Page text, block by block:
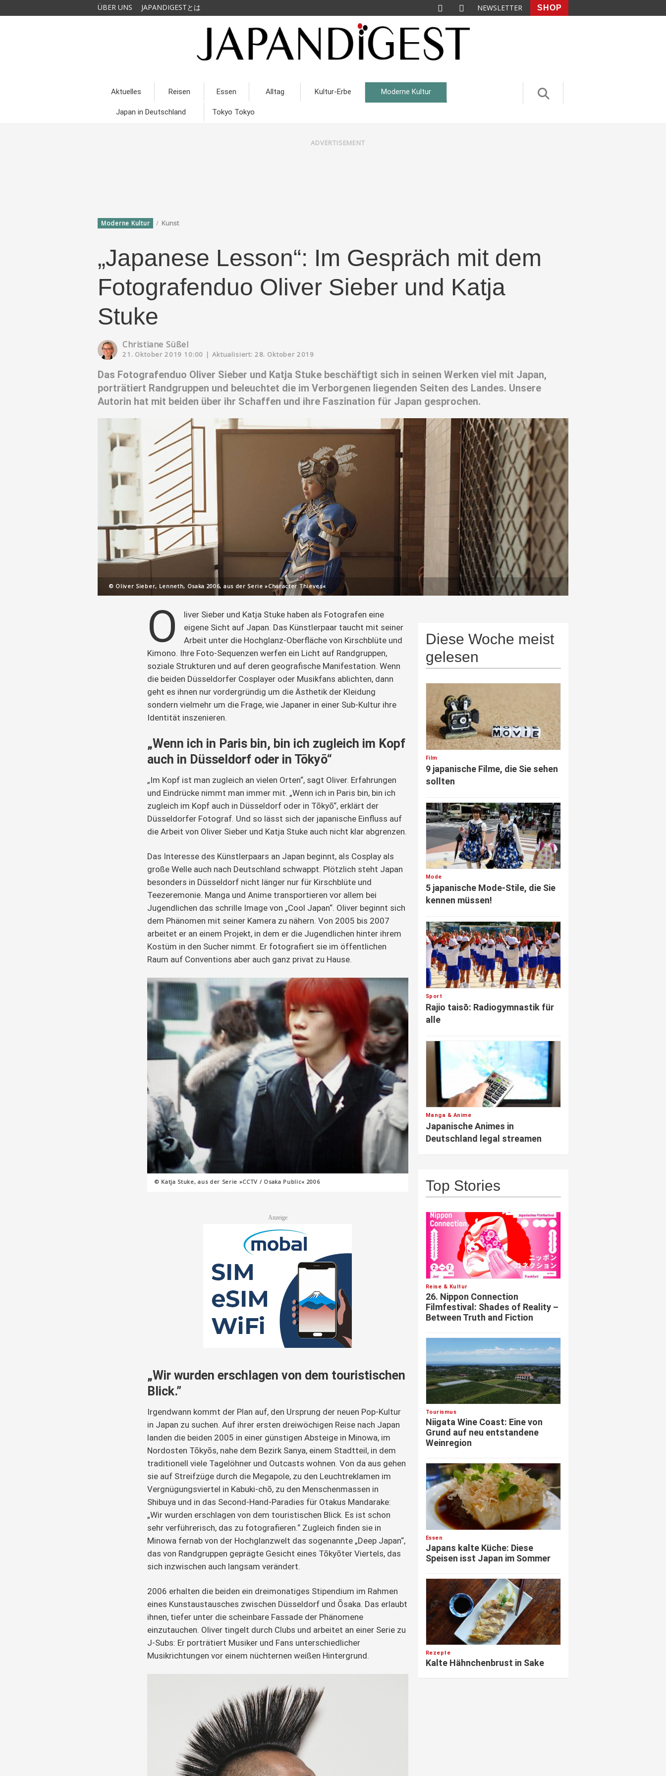
ÜBER UNS JAPANDIGESTとは NEWSLETTER SHOP
Aktuelles Reisen Essen Alltag Kultur-Erbe Moderne Kultur
Japan in Deutschland Tokyo Tokyo
ADVERTISEMENT
Moderne Kultur / Kunst
„Japanese Lesson“: Im Gespräch mit dem
Fotografenduo Oliver Sieber und Katja
Stuke
Christiane Süßel
21. Oktober 2019 10:00 | Aktualisiert: 28. Oktober 2019
Das Fotografenduo Oliver Sieber und Katja Stuke beschäftigt sich in seinen Werken viel mit Japan,
porträtiert Randgruppen und beleuchtet die im Verborgenen liegenden Seiten des Landes. Unsere
Autorin hat mit beiden über ihr Schaffen und ihre Faszination für Japan gesprochen.
© Oliver Sieber, Lenneth, Osaka 2006, aus der Serie »Character Thieves«
O
liver Sieber und Katja Stuke haben als Fotografen eine
eigene Sicht auf Japan. Das Künstlerpaar taucht mit seiner
Arbeit unter die Hochglanz-Oberfläche von Kirschblüte und
Kimono. Ihre Foto-Sequenzen werfen ein Licht auf Randgruppen,
soziale Strukturen und auf deren geografische Manifestation. Wenn
die beiden Düsseldorfer Cosplayer oder Musikfans ablichten, dann
geht es ihnen nur vordergründig um die Ästhetik der Kleidung
sondern vielmehr um die Frage, wie Japaner in einer Sub-Kultur ihre
Identität inszenieren.
„Wenn ich in Paris bin, bin ich zugleich im Kopf
auch in Düsseldorf oder in Tōkyō“
„Im Kopf ist man zugleich an vielen Orten“, sagt Oliver. Erfahrungen
und Eindrücke nimmt man immer mit. „Wenn ich in Paris bin, bin ich
zugleich im Kopf auch in Düsseldorf oder in Tōkyō“, erklärt der
Düsseldorfer Fotograf. Und so lässt sich der japanische Einfluss auf
die Arbeit von Oliver Sieber und Katja Stuke auch nicht klar abgrenzen.
Das Interesse des Künstlerpaars an Japan beginnt, als Cosplay als
große Welle auch nach Deutschland schwappt. Plötzlich steht Japan
besonders in Düsseldorf nicht länger nur für Kirschblüte und
Teezeremonie. Manga und Anime transportieren vor allem bei
Jugendlichen das schrille Image von „Cool Japan“. Oliver beginnt sich
dem Phänomen mit seiner Kamera zu nähern. Von 2005 bis 2007
arbeitet er an einem Projekt, in dem er die Jugendlichen hinter ihrem
Kostüm in den Sucher nimmt. Er fotografiert sie im öffentlichen
Raum auf Conventions aber auch ganz privat zu Hause.
© Katja Stuke, aus der Serie »CCTV / Osaka Public« 2006
„Wir wurden erschlagen von dem touristischen
Blick.”
Irgendwann kommt der Plan auf, den Ursprung der neuen Pop-Kultur
in Japan zu suchen. Auf ihrer ersten dreiwöchigen Reise nach Japan
landen die beiden 2005 in einer günstigen Absteige in Minowa, im
Nordosten Tōkyōs, nahe dem Bezirk Sanya, einem Stadtteil, in dem
traditionell viele Tagelöhner und Outcasts wohnen. Von da aus gehen
sie auf Streifzüge durch die Megapole, zu den Leuchtreklamen im
Vergnügungsviertel in Kabuki-chō, zu den Menschenmassen in
Shibuya und in das Second-Hand-Paradies für Otakus Mandarake:
„Wir wurden erschlagen von dem touristischen Blick. Es ist schon
sehr verführerisch, das zu fotografieren.“ Zugleich finden sie in
Minowa fernab von der Hochglanzwelt das sogenannte „Deep Japan“,
das von Randgruppen geprägte Gesicht eines Tōkyōter Viertels, das
sich inzwischen auch langsam verändert.
2006 erhalten die beiden ein dreimonatiges Stipendium im Rahmen
eines Kunstaustausches zwischen Düsseldorf und Ōsaka. Das erlaubt
ihnen, tiefer unter die scheinbare Fassade der Phänomene
einzutauchen. Oliver tingelt durch Clubs und arbeitet an einer Serie zu
J-Subs: Er porträtiert Musiker und Fans unterschiedlicher
Musikrichtungen vor einem nüchternen weißen Hintergrund.
Diese Woche meist
gelesen
Film
9 japanische Filme, die Sie sehen
sollten
Mode
5 japanische Mode-Stile, die Sie
kennen müssen!
Sport
Rajio taisō: Radiogymnastik für
alle
Manga & Anime
Japanische Animes in
Deutschland legal streamen
Top Stories
Reise & Kultur
26. Nippon Connection
Filmfestival: Shades of Reality –
Between Truth and Fiction
Tourismus
Niigata Wine Coast: Eine von
Grund auf neu entstandene
Weinregion
Essen
Japans kalte Küche: Diese
Speisen isst Japan im Sommer
Rezepte
Kalte Hähnchenbrust in Sake